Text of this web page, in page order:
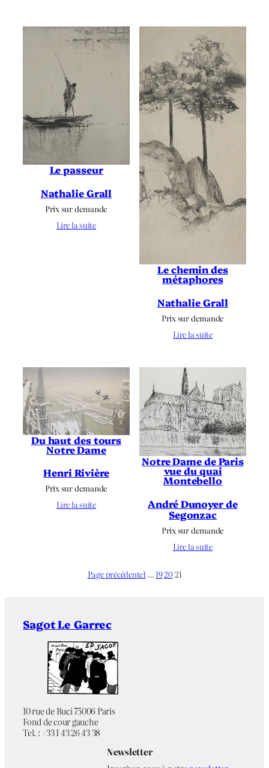
Le passeur
Nathalie Grall
Prix sur demande
Lire la suite
Le chemin des
métaphores
Nathalie Grall
Prix sur demande
Lire la suite
Du haut des tours
Notre Dame
Henri Rivière
Prix sur demande
Lire la suite
Notre Dame de Paris
vue du quai
Montebello
André Dunoyer de
Segonzac
Prix sur demande
Lire la suite
Page précédente1 …1920 21
Sagot Le Garrec
10 rue de Buci 75006 Paris
Fond de cour gauche
Tel. : +33 1 43 26 43 38
Newsletter